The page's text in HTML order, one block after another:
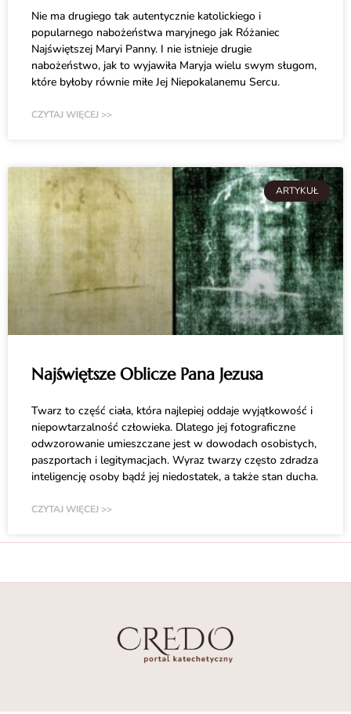
Nie ma drugiego tak autentycznie katolickiego i
popularnego nabożeństwa maryjnego jak Różaniec
Najświętszej Maryi Panny. I nie istnieje drugie
nabożeństwo, jak to wyjawiła Maryja wielu swym sługom,
które byłoby równie miłe Jej Niepokalanemu Sercu.
CZYTAJ WIĘCEJ >>
ARTYKUŁ
Najświętsze Oblicze Pana Jezusa
Twarz to część ciała, która najlepiej oddaje wyjątkowość i
niepowtarzalność człowieka. Dlatego jej fotograficzne
odwzorowanie umieszczane jest w dowodach osobistych,
paszportach i legitymacjach. Wyraz twarzy często zdradza
inteligencję osoby bądź jej niedostatek, a także stan ducha.
CZYTAJ WIĘCEJ >>